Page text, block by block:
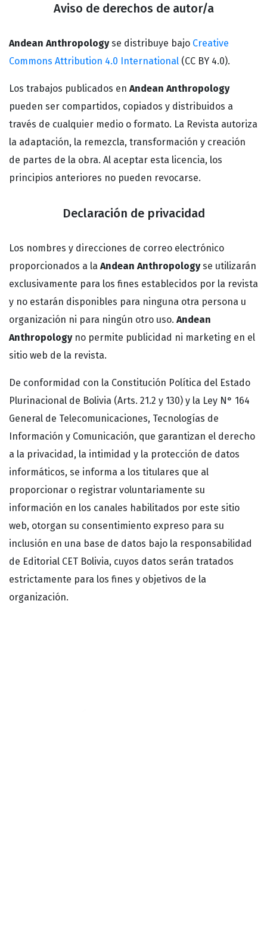
Aviso de derechos de autor/a
Andean Anthropologyse distribuye bajo Creative
Commons Attribution 4.0 International (CC BY 4.0).
Los trabajos publicados en Andean Anthropology
pueden ser compartidos, copiados y distribuidos a
través de cualquier medio o formato. La Revista autoriza
la adaptación, la remezcla, transformación y creación
de partes de la obra. Al aceptar esta licencia, los
principios anteriores no pueden revocarse.
Declaración de privacidad
Los nombres y direcciones de correo electrónico
proporcionados a la Andean Anthropologyse utilizarán
exclusivamente para los fines establecidos por la revista
y no estarán disponibles para ninguna otra persona u
organización ni para ningún otro uso. Andean
Anthropologyno permite publicidad ni marketing en el
sitio web de la revista.
De conformidad con la Constitución Política del Estado
Plurinacional de Bolivia (Arts. 21.2 y 130) y la Ley N° 164
General de Telecomunicaciones, Tecnologías de
Información y Comunicación, que garantizan el derecho
a la privacidad, la intimidad y la protección de datos
informáticos, se informa a los titulares que al
proporcionar o registrar voluntariamente su
información en los canales habilitados por este sitio
web, otorgan su consentimiento expreso para su
inclusión en una base de datos bajo la responsabilidad
de Editorial CET Bolivia, cuyos datos serán tratados
estrictamente para los fines y objetivos de la
organización.